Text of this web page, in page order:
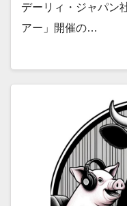
デーリィ・ジャパン
アー」開催の…